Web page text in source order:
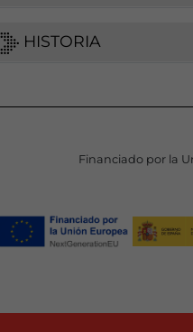
HISTORIA
Financiado por la